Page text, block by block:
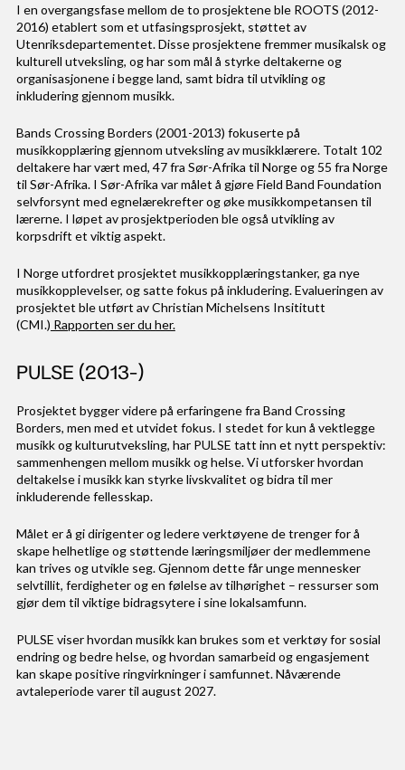
I en overgangsfase mellom de to prosjektene ble ROOTS (2012-
2016) etablert som et utfasingsprosjekt, støttet av
Utenriksdepartementet. Disse prosjektene fremmer musikalsk og
kulturell utveksling, og har som mål å styrke deltakerne og
organisasjonene i begge land, samt bidra til utvikling og
inkludering gjennom musikk.
Bands Crossing Borders (2001-2013) fokuserte på
musikkopplæring gjennom utveksling av musikklærere. Totalt 102
deltakere har vært med, 47 fra Sør-Afrika til Norge og 55 fra Norge
til Sør-Afrika. I Sør-Afrika var målet å gjøre Field Band Foundation
selvforsynt med egnelærekrefter og øke musikkompetansen til
lærerne. I løpet av prosjektperioden ble også utvikling av
korpsdrift et viktig aspekt.
I Norge utfordret prosjektet musikkopplæringstanker, ga nye
musikkopplevelser, og satte fokus på inkludering. Evalueringen av
prosjektet ble utført av Christian Michelsens Insititutt
(CMI.) Rapporten ser du her.
PULSE (2013-)
Prosjektet bygger videre på erfaringene fra Band Crossing
Borders, men med et utvidet fokus. I stedet for kun å vektlegge
musikk og kulturutveksling, har PULSE tatt inn et nytt perspektiv:
sammenhengen mellom musikk og helse. Vi utforsker hvordan
deltakelse i musikk kan styrke livskvalitet og bidra til mer
inkluderende fellesskap.
Målet er å gi dirigenter og ledere verktøyene de trenger for å
skape helhetlige og støttende læringsmiljøer der medlemmene
kan trives og utvikle seg. Gjennom dette får unge mennesker
selvtillit, ferdigheter og en følelse av tilhørighet – ressurser som
gjør dem til viktige bidragsytere i sine lokalsamfunn.
PULSE viser hvordan musikk kan brukes som et verktøy for sosial
endring og bedre helse, og hvordan samarbeid og engasjement
kan skape positive ringvirkninger i samfunnet. Nåværende
avtaleperiode varer til august 2027.